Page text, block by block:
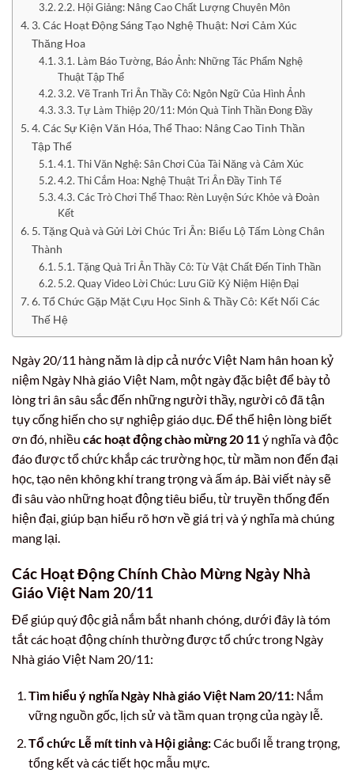
2.2. Hội Giảng: Nâng Cao Chất Lượng Chuyên Môn
3. Các Hoạt Động Sáng Tạo Nghệ Thuật: Nơi Cảm Xúc
Thăng Hoa
3.1. Làm Báo Tường, Báo Ảnh: Những Tác Phẩm Nghệ
Thuật Tập Thể
3.2. Vẽ Tranh Tri Ân Thầy Cô: Ngôn Ngữ Của Hình Ảnh
3.3. Tự Làm Thiệp 20/11: Món Quà Tinh Thần Đong Đầy
4. Các Sự Kiện Văn Hóa, Thể Thao: Nâng Cao Tinh Thần
Tập Thể
4.1. Thi Văn Nghệ: Sân Chơi Của Tài Năng và Cảm Xúc
4.2. Thi Cắm Hoa: Nghệ Thuật Tri Ân Đầy Tinh Tế
4.3. Các Trò Chơi Thể Thao: Rèn Luyện Sức Khỏe và Đoàn
Kết
5. Tặng Quà và Gửi Lời Chúc Tri Ân: Biểu Lộ Tấm Lòng Chân
Thành
5.1. Tặng Quà Tri Ân Thầy Cô: Từ Vật Chất Đến Tinh Thần
5.2. Quay Video Lời Chúc: Lưu Giữ Kỷ Niệm Hiện Đại
6. Tổ Chức Gặp Mặt Cựu Học Sinh & Thầy Cô: Kết Nối Các
Thế Hệ
Ngày 20/11 hàng năm là dịp cả nước Việt Nam hân hoan kỷ
niệm Ngày Nhà giáo Việt Nam, một ngày đặc biệt để bày tỏ
lòng tri ân sâu sắc đến những người thầy, người cô đã tận
tụy cống hiến cho sự nghiệp giáo dục. Để thể hiện lòng biết
ơn đó, nhiều các hoạt động chào mừng 20 11ý nghĩa và độc
đáo được tổ chức khắp các trường học, từ mầm non đến đại
học, tạo nên không khí trang trọng và ấm áp. Bài viết này sẽ
đi sâu vào những hoạt động tiêu biểu, từ truyền thống đến
hiện đại, giúp bạn hiểu rõ hơn về giá trị và ý nghĩa mà chúng
mang lại.
Các Hoạt Động Chính Chào Mừng Ngày Nhà
Giáo Việt Nam 20/11
Để giúp quý độc giả nắm bắt nhanh chóng, dưới đây là tóm
tắt các hoạt động chính thường được tổ chức trong Ngày
Nhà giáo Việt Nam 20/11:
Tìm hiểu ý nghĩa Ngày Nhà giáo Việt Nam 20/11:Nắm
vững nguồn gốc, lịch sử và tầm quan trọng của ngày lễ.
Tổ chức Lễ mít tinh và Hội giảng:Các buổi lễ trang trọng,
tổng kết và các tiết học mẫu mực.